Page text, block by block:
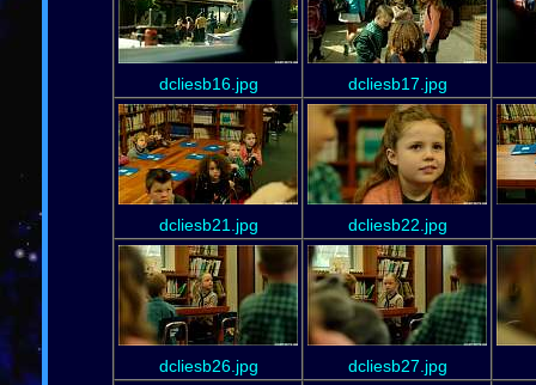
dcliesb16.jpg dcliesb17.jpg
dcliesb21.jpg dcliesb22.jpg
dcliesb26.jpg dcliesb27.jpg